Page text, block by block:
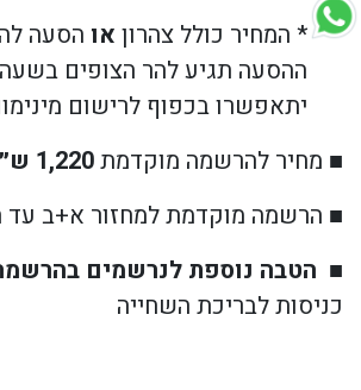
* המחיר כולל צהרון או הסעה
יתאפשרו בכפוף לרישום מינימום של 15
■ מחיר להרשמה מוקדמת1,220 ש״ח
■ הרשמה מוקדמת למחזור א+ב עד ה
■ הטבה נוספת לנרשמים
כניסות לבריכת השחייה